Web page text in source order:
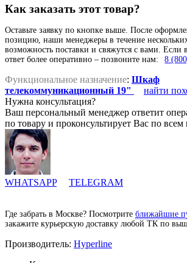
Как заказать этот товар?
Оставьте заявку по кнопке выше. После
позицию, наши менеджеры в течение
возможность поставки и свяжутся с вами. Если
ответ более оперативно – позвоните нам:
8
Функциональное назначение: Шкаф
телекоммуникационный 19"
найти
Нужна консультация?
Ваш персональный менеджер ответит
по товару и проконсультирует Вас по всем
WHATSAPP TELEGRAM
Где забрать в Москве? Посмотрите ближайшие
закажите курьерскую доставку любой ТК по
Производитель: Hyperline